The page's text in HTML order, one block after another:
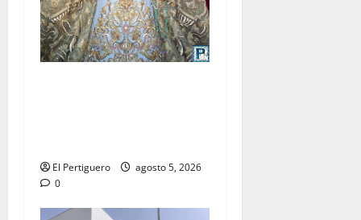
El Pertiguero
agosto 5, 2026
0